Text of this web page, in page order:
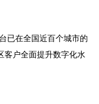
在全国近百个城市的
客户全面提升数字化水